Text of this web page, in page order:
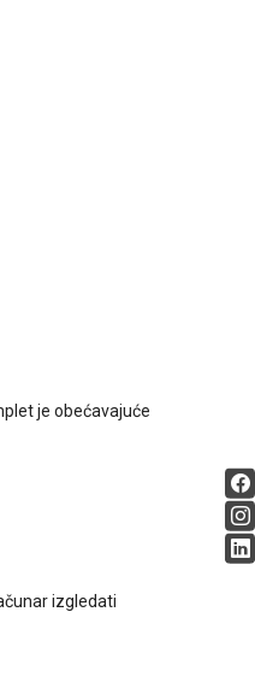
je obećavajuće
izgledati